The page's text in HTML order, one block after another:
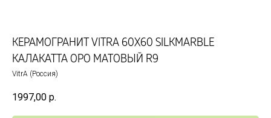
КЕРАМОГРАНИТ VITRA 60X60 SILKMARBLE
КАЛАКАТТА ОРО МАТОВЫЙ R9
VitrA (Россия)
1997,00 р.